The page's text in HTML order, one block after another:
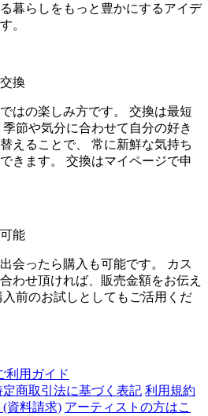
暮らしをもっと豊かにするアイデ
。
換
はの楽しみ方です。 交換は最短
節や気分に合わせて自分の好き
えることで、 常に新鮮な気持ち
きます。 交換はマイページで申
能
会ったら購入も可能です。 カス
わせ頂ければ、販売金額をお伝え
前のお試しとしてもご活用くだ
利用ガイド
定商取引法に基づく表記 利用規約
資料請求) アーティストの方はこ